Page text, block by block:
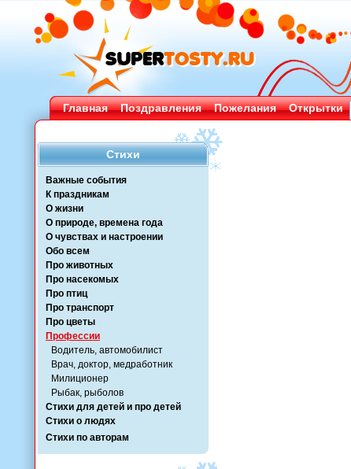
Главная Поздравления Пожелания Открытки
Стихи
Важные события
К праздникам
О жизни
О природе, времена года
О чувствах и настроении
Обо всем
Про животных
Про насекомых
Про птиц
Про транспорт
Про цветы
Профессии
Водитель, автомобилист
Врач, доктор, медработник
Милиционер
Рыбак, рыболов
Стихи для детей и про детей
Стихи о людях
Стихи по авторам